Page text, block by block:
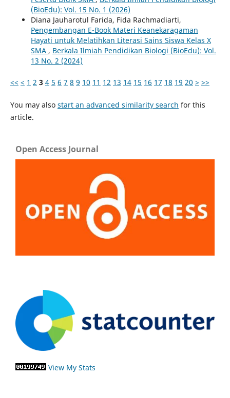
(BioEdu): Vol. 15 No. 1 (2026)
Diana Jauharotul Farida, Fida Rachmadiarti,
Pengembangan E-Book Materi Keanekaragaman
Hayati untuk Melatihkan Literasi Sains Siswa Kelas X
SMA , Berkala Ilmiah Pendidikan Biologi (BioEdu): Vol.
13 No. 2 (2024)
<< < 1 2 3 4 5 6 7 8 9 10 11 12 13 14 15 16 17 18 19 20 > >>
You may also start an advanced similarity search for this
article.
Open Access Journal
View My Stats